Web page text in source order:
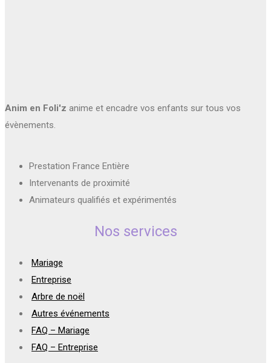
Anim en Foli'z anime et encadre vos enfants sur tous vos
évènements.
Prestation France Entière
Intervenants de proximité
Animateurs qualifiés et expérimentés
Nos services
Mariage
Entreprise
Arbre de noël
Autres événements
FAQ – Mariage
FAQ – Entreprise